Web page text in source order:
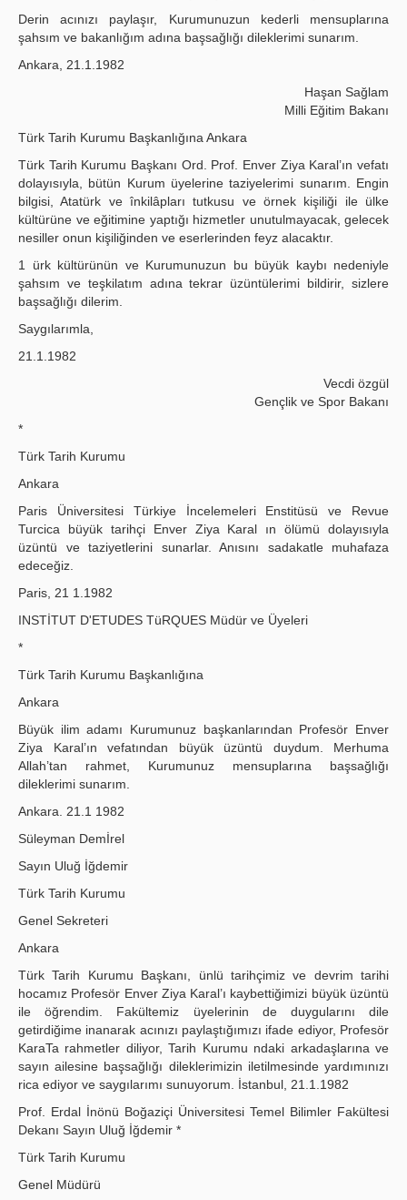
Derin acınızı paylaşır, Kurumunuzun kederli mensuplarına
şahsım ve bakanlığım adına başsağlığı dileklerimi sunarım.
Ankara, 21.1.1982
Haşan Sağlam
Milli Eğitim Bakanı
Türk Tarih Kurumu Başkanlığına Ankara
Türk Tarih Kurumu Başkanı Ord. Prof. Enver Ziya Karal’ın vefatı
dolayısıyla, bütün Kurum üyelerine taziyelerimi sunarım. Engin
bilgisi, Atatürk ve înkilâpları tutkusu ve örnek kişiliği ile ülke
kültürüne ve eğitimine yaptığı hizmetler unutulmayacak, gelecek
nesiller onun kişiliğinden ve eserlerinden feyz alacaktır.
1 ürk kültürünün ve Kurumunuzun bu büyük kaybı nedeniyle
şahsım ve teşkilatım adına tekrar üzüntülerimi bildirir, sizlere
başsağlığı dilerim.
Saygılarımla,
21.1.1982
Vecdi özgül
Gençlik ve Spor Bakanı
*
Türk Tarih Kurumu
Ankara
Paris Üniversitesi Türkiye İncelemeleri Enstitüsü ve Revue
Turcica büyük tarihçi Enver Ziya Karal ın ölümü dolayısıyla
üzüntü ve taziyetlerini sunarlar. Anısını sadakatle muhafaza
edeceğiz.
Paris, 21 1.1982
INSTİTUT D'ETUDES TüRQUES Müdür ve Üyeleri
*
Türk Tarih Kurumu Başkanlığına
Ankara
Büyük ilim adamı Kurumunuz başkanlarından Profesör Enver
Ziya Karal’ın vefatından büyük üzüntü duydum. Merhuma
Allah’tan rahmet, Kurumunuz mensuplarına başsağlığı
dileklerimi sunarım.
Ankara. 21.1 1982
Süleyman Demİrel
Sayın Uluğ İğdemir
Türk Tarih Kurumu
Genel Sekreteri
Ankara
Türk Tarih Kurumu Başkanı, ünlü tarihçimiz ve devrim tarihi
hocamız Profesör Enver Ziya Karal’ı kaybettiğimizi büyük üzüntü
ile öğrendim. Fakültemiz üyelerinin de duygularını dile
getirdiğime inanarak acınızı paylaştığımızı ifade ediyor, Profesör
KaraTa rahmetler diliyor, Tarih Kurumu ndaki arkadaşlarına ve
sayın ailesine başsağlığı dileklerimizin iletilmesinde yardımınızı
rica ediyor ve saygılarımı sunuyorum. İstanbul, 21.1.1982
Prof. Erdal İnönü Boğaziçi Üniversitesi Temel Bilimler Fakültesi
Dekanı Sayın Uluğ İğdemir *
Türk Tarih Kurumu
Genel Müdürü